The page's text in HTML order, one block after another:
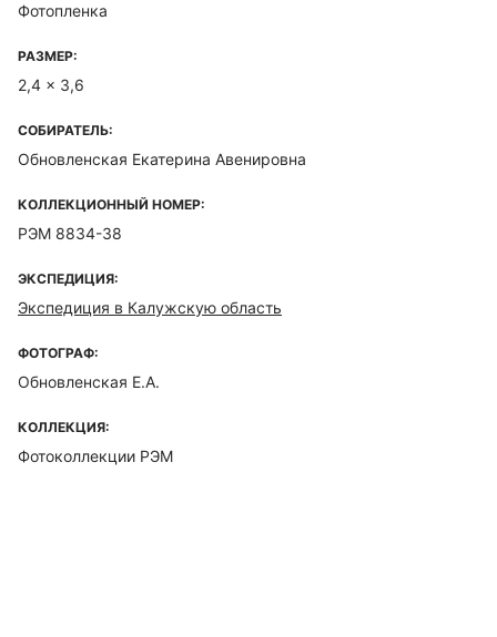
Фотопленка
РАЗМЕР:
2,4 x 3,6
СОБИРАТЕЛЬ:
Обновленская Екатерина Авенировна
КОЛЛЕКЦИОННЫЙ НОМЕР:
РЭМ 8834-38
ЭКСПЕДИЦИЯ:
Экспедиция в Калужскую область
ФОТОГРАФ:
Обновленская Е.А.
КОЛЛЕКЦИЯ:
Фотоколлекции РЭМ